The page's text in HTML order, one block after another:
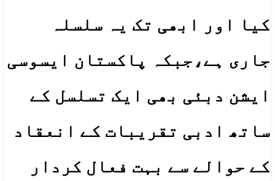
کیا اور ابھی تک یہ سلسلہ
جاری ہے،جبکہ پاکستان ایسوسی
ایشن دبئی بھی ایک تسلسل کے
ساتھ ادبی تقریبات کے انعقاد
کے حوالے سے بہت فعال کردار